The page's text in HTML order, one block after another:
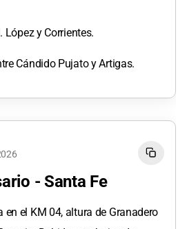
López y Corrientes.
Cándido Pujato y Artigas.
- Santa Fe
en el KM 04, altura de Granadero